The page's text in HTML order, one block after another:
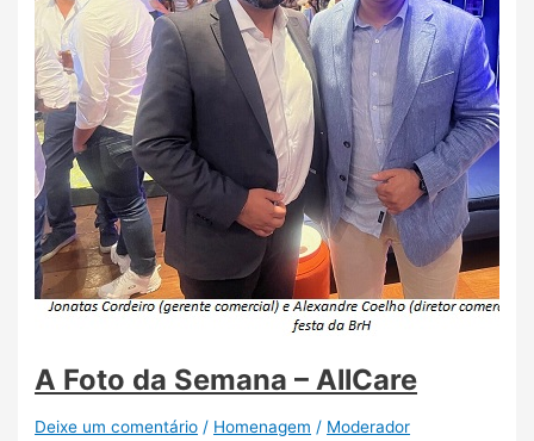
A Foto da Semana – AllCare
Deixe um comentário / Homenagem / Moderador